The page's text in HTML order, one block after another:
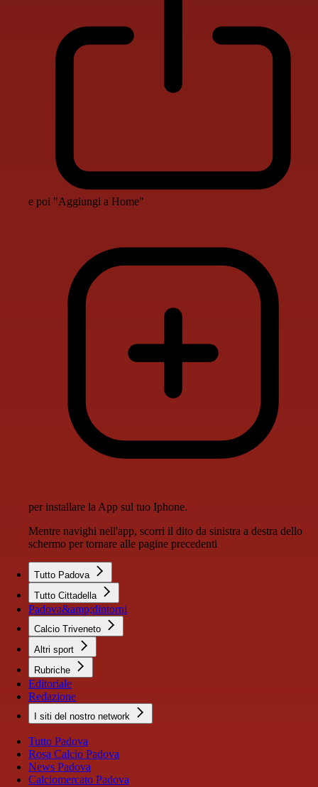
e poi "Aggiungi a Home"
per installare la App sul tuo Iphone.
Mentre navighi nell'app, scorri il dito da sinistra a destra dello
schermo per tornare alle pagine precedenti
Tutto Padova
Tutto Cittadella
Padova&amp;dintorni
Calcio Triveneto
Altri sport
Rubriche
Editoriale
Redazione
I siti del nostro network
Tutto Padova
Rosa Calcio Padova
News Padova
Calciomercato Padova